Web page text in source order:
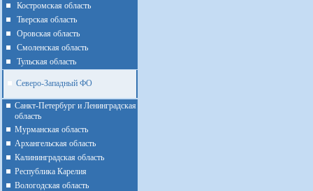
Костромская область
Тверская область
Оровская область
Смоленская область
Тульская область
Северо-Западный ФО
Санкт-Петербург и Ленинградская
область
Мурманская область
Архангельская область
Калининградская область
Республика Карелия
Вологодская область